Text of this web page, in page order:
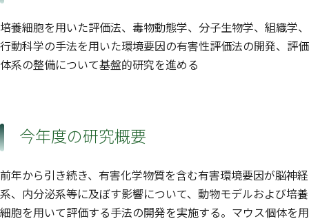
培養細胞を用いた評価法、毒物動態学、分子生物学、組織学、
行動科学の手法を用いた環境要因の有害性評価法の開発、評価
体系の整備について基盤的研究を進める
今年度の研究概要
前年から引き続き、有害化学物質を含む有害環境要因が脳神経
系、内分泌系等に及ぼす影響について、動物モデルおよび培養
細胞を用いて評価する手法の開発を実施する。マウス個体を用